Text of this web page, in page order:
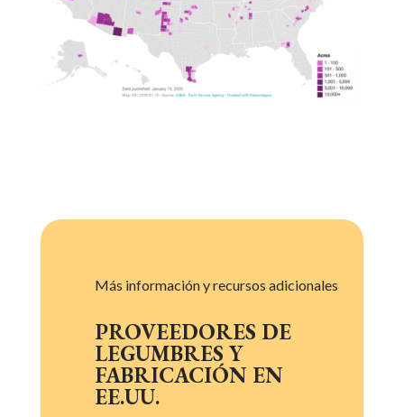
Más información y recursos adicionales
PROVEEDORES DE
LEGUMBRES Y
FABRICACIÓN EN
EE.UU.